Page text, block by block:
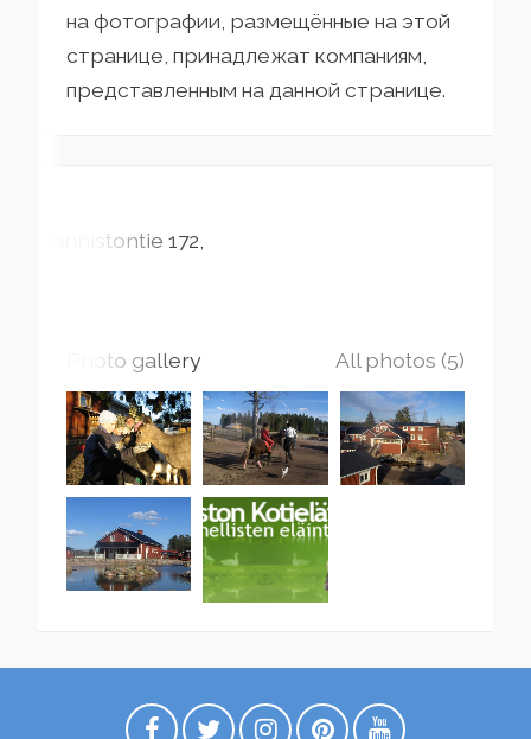
на фотографии, размещённые на этой
странице, принадлежат компаниям,
представленным на данной странице.
Kannistontie 172
Photo gallery All photos (5)